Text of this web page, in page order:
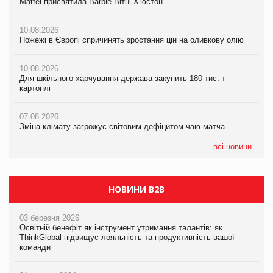
10.08.2026
Пожежі в Європі спричинять зростання цін на оливкову олію
10.08.2026
Для шкільного харчування держава закупить 180 тис. т
картоплі
07.08.2026
Зміна клімату загрожує світовим дефіцитом чаю матча
всі новини
10.08.2026
Пожежі в Європі спричинять зростання цін на оливкову олію
10.08.2026
Для шкільного харчування держава закупить 180 тис. т
картоплі
07.08.2026
Зміна клімату загрожує світовим дефіцитом чаю матча
Зміна клімату загрожує світовим дефіцитом чаю матча
Криза у Китаї може спричинити великі потрясіння для світової
економіки
Kraft Heinz скоротила збиток у першому півріччі
НОВИНИ B2B
03 березня 2026
Освітній бенефіт як інструмент утримання талантів: як
ThinkGlobal підвищує лояльність та продуктивність вашої
команди